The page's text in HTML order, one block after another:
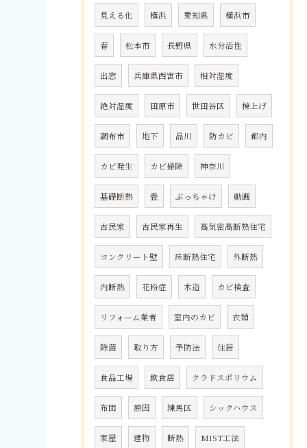
見える化 横浜 愛知県 横浜市
春 松本市 長野県 水分活性
出窓 兵庫県西宮市 相対湿度
絶対湿度 田原市 世田谷区 棟上げ
調布市 地下 品川 防カビ 都内
カビ発生 カビ掃除 神奈川
基礎断熱 畳 ぶっちゃけ 動画
古民家 古民家再生 高気密高断熱住宅
コンクリート壁 床断熱住宅 外断熱
内断熱 花粉症 木造 カビ検査
リフォーム業者 室内のカビ 衣類
除菌 取り方 予防法 住居
食品工場 飲食店 クラドスポリウム
布団 原因 練馬区 シックハウス
家屋 建物 断熱 MIST工法